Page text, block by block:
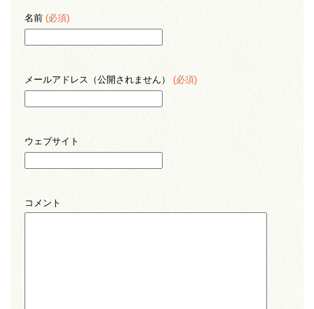
名前 (必須)
メールアドレス（公開されません） (必須)
ウェブサイト
コメント